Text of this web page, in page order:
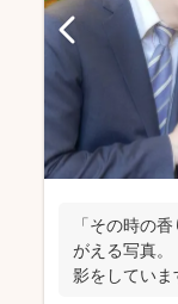
「その時の
がえる写真
影をしてい